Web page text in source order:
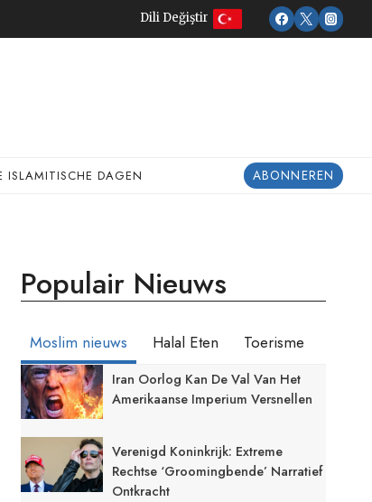
Dili Değiştir
ISLAMITISCHE DAGEN ABONNEREN
Populair Nieuws
Moslim nieuws Halal Eten Toerisme
Iran Oorlog Kan De Val Van Het
Amerikaanse Imperium Versnellen
Verenigd Koninkrijk: Extreme
Rechtse ‘groomingbende’ Narratief
Ontkracht